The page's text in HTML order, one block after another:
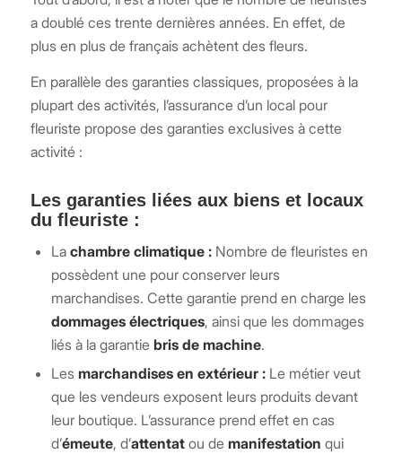
a doublé ces trente dernières années. En effet, de
plus en plus de français achètent des fleurs.
En parallèle des garanties classiques, proposées à la
plupart des activités, l’assurance d’un local pour
fleuriste propose des garanties exclusives à cette
activité :
Les garanties liées aux biens et locaux
du fleuriste :
La chambre climatique :Nombre de fleuristes en
possèdent une pour conserver leurs
marchandises. Cette garantie prend en charge les
dommages électriques, ainsi que les dommages
liés à la garantie bris de machine.
Les marchandises en extérieur :Le métier veut
que les vendeurs exposent leurs produits devant
leur boutique. L’assurance prend effet en cas
d’émeute, d’attentatou de manifestation qui